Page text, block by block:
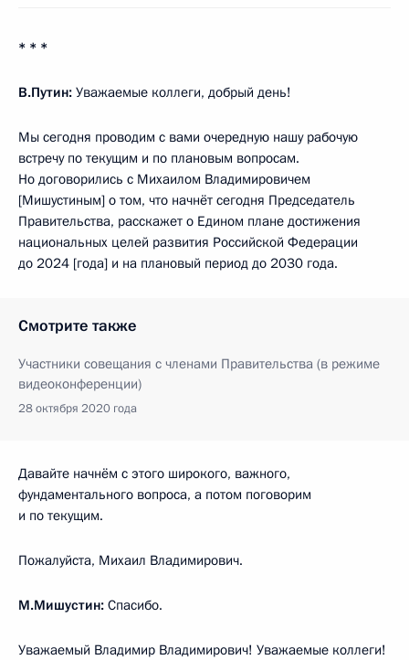
* * *
В.Путин: Уважаемые коллеги, добрый день!
Мы сегодня проводим с вами очередную нашу рабочую
встречу по текущим и по плановым вопросам.
Но договорились с Михаилом Владимировичем
[Мишустиным] о том, что начнёт сегодня Председатель
Правительства, расскажет о Едином плане достижения
национальных целей развития Российской Федерации
до 2024 [года] и на плановый период до 2030 года.
Смотрите также
Участники совещания с членами Правительства (в режиме
видеоконференции)
28 октября 2020 года
Давайте начнём с этого широкого, важного,
фундаментального вопроса, а потом поговорим
и по текущим.
Пожалуйста, Михаил Владимирович.
М.Мишустин: Спасибо.
Уважаемый Владимир Владимирович! Уважаемые коллеги!